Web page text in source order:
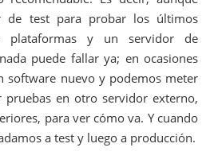
de test para probar los últimos
plataformas y un servidor de
puede fallar ya; en ocasiones
software nuevo y podemos meter
pruebas en otro servidor externo,
para ver cómo va. Y cuando
a test y luego a producción.